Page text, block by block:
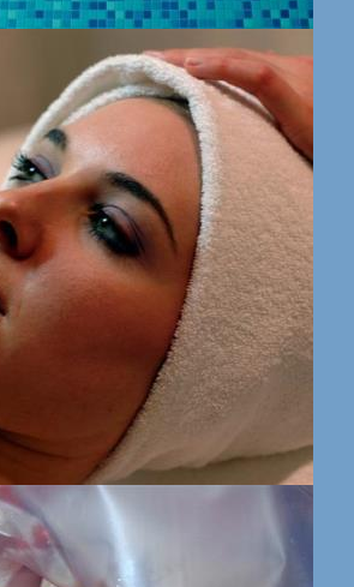
Logo nella piscina
Trattamenti beauty